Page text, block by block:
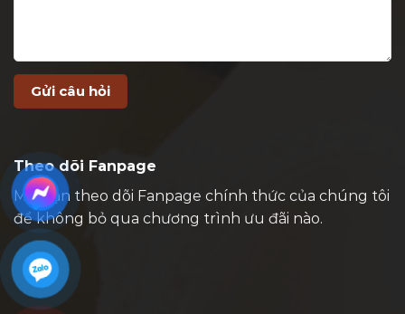
Theo dõi Fanpage
Mời bạn theo dõi Fanpage chính thức của chúng tôi
để không bỏ qua chương trình ưu đãi nào.